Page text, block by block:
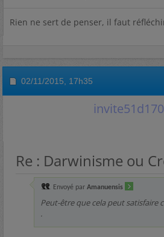
Rien ne sert de penser, il faut
02/11/2015, 17h35
Re : Darwinisme ou
Envoyé par Amanuensis
Peut-être que cela peut satisfaire
.